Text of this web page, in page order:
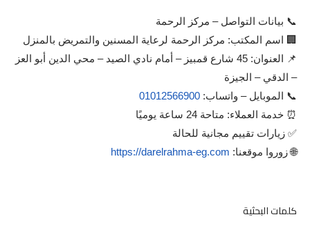
📞 بيانات التواصل – مركز الرحمة
🏢 اسم المكتب: مركز الرحمة لرعاية المسنين والتمريض بالمنزل
📌 العنوان: 45 شارع قمبيز – أمام نادي الصيد – محي الدين أبو العز
– الدقي – الجيزة
📞 الموبايل – واتساب: 01012566900
⏰ خدمة العملاء: متاحة 24 ساعة يوميًا
✅ زيارات تقييم مجانية للحالة
🌐 زوروا موقعنا: https://darelrahma-eg.com
كلمات البحثية